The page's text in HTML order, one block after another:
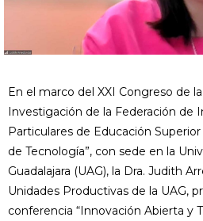
En el marco del XXI Congreso de
Investigación de la Federación de
Particulares de Educación Superior
de Tecnología”, con sede en la
Guadalajara (UAG), la Dra. Judith
Unidades Productivas de la UAG,
conferencia “Innovación Abierta y